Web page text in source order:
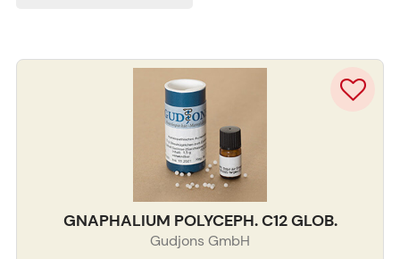
GNAPHALIUM POLYCEPH. C12 GLOB.
Gudjons GmbH